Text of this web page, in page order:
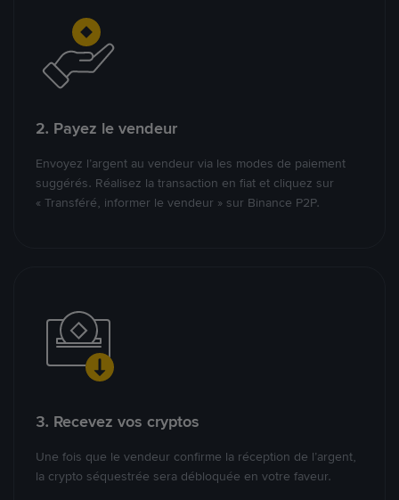
2. Payez le vendeur
Envoyez l’argent au vendeur via les modes de paiement
suggérés. Réalisez la transaction en fiat et cliquez sur
« Transféré, informer le vendeur » sur Binance P2P.
3. Recevez vos cryptos
Une fois que le vendeur confirme la réception de l’argent,
la crypto séquestrée sera débloquée en votre faveur.